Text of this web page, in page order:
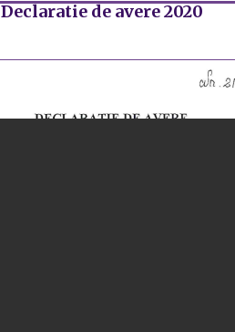
Declaratie de avere 2020